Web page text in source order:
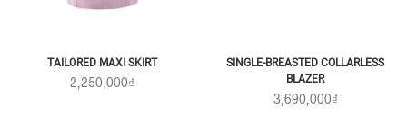
TAILORED MAXI SKIRT
2,250,000₫
SINGLE-BREASTED COLLARLESS
BLAZER
3,690,000₫